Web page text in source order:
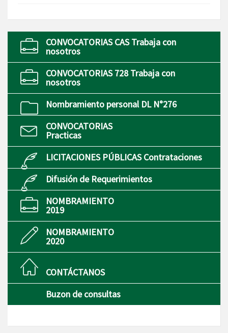
CONVOCATORIAS CAS Trabaja con
nosotros
CONVOCATORIAS 728 Trabaja con
nosotros
Nombramiento personal DL N°276
CONVOCATORIAS
Practicas
LICITACIONES PÚBLICAS Contrataciones
Difusión de Requerimientos
NOMBRAMIENTO
2019
NOMBRAMIENTO
2020
CONTÁCTANOS
Buzon de consultas